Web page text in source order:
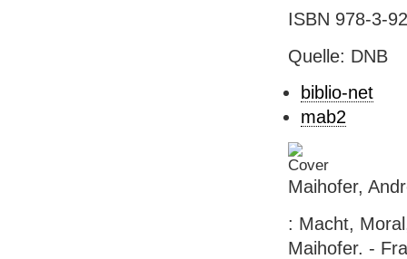
ISBN 978-3-
Quelle: DNB
biblio-net
mab2
Maihofer,
: Macht,
Maihofer. -